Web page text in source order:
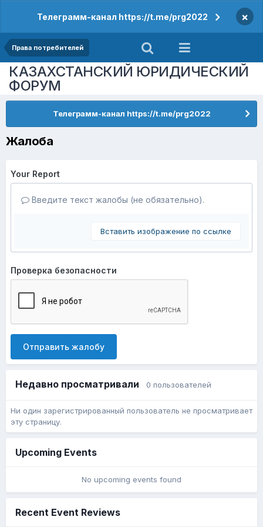
Телеграмм-канал https://t.me/prg2022 ×
Права потребителей
КАЗАХСТАНСКИЙ ЮРИДИЧЕСКИЙ
ФОРУМ
Телеграмм-канал https://t.me/prg2022
Жалоба
Your Report
Введите текст жалобы (не обязательно).
Вставить изображение по ссылке
Проверка безопасности
Отправить жалобу
Недавно просматривали 0 пользователей
Ни один зарегистрированный пользователь не просматривает
эту страницу.
Upcoming Events
No upcoming events found
Recent Event Reviews